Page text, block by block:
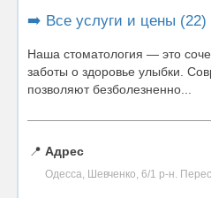
➡️ Все услуги и цены (22)
Наша стоматология — это
заботы о здоровье улыбки.
позволяют безболезненно...
📍 Адрес
Одесса, Шевченко, 6/1 р-н.